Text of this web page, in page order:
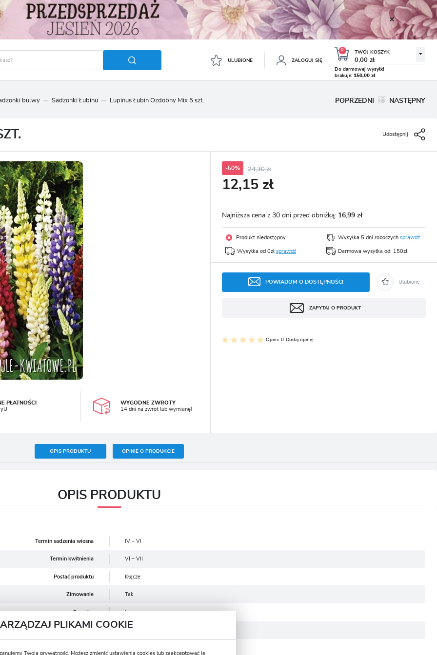
ULUBIONE ZALOGUJ SIĘ
Zapomniałem hasła
SIĘ
podgląd statusu realizacji zamówień
brak konieczności wprowadzania swoich danych przy kolejnych zakupach
0 TWÓJ KOSZYK
0,00 zł
8.99 zł 19.43 zł
KROKUS WIOSENNY MIX 50
19.99 zł 43.32 zł
Do darmowej wysyłki
brakuje: 150,00 zł
bulwy Sadzonki Łubinu Lupinus Łubin Ozdobny Mix 5 szt. POPRZEDNI NASTĘPNY
Udostępnij
PŁATNOŚCI
WYGODNE ZWROTY
14 dni na zwrot lub wymianę!
-50% 24,30 zł
12,15 zł
Najniższa cena z 30 dni przed obniżką: 16,99 zł
Produkt niedostępny Wysyłka 5 dni roboczychsprawdź
Wysyłka od 0zł sprawdź Darmowa wysyłka od: 150zł
POWIADOM O DOSTĘPNOŚCI Ulubione
ZAPYTAJ O PRODUKT
Opinii: 0 Dodaj opinię
OPIS PRODUKTU OPINIE O PRODUKCIE
OPIS PRODUKTU
Termin sadzenia wiosna IV – VI
Termin kwitnienia VI – VII
Postać produktu Kłącze
Zimowanie Tak
Rozmiar I
PLIKAMI COOKIE
Twoją prywatność. Możesz zmienić ustawienia cookies lub zaakceptować je